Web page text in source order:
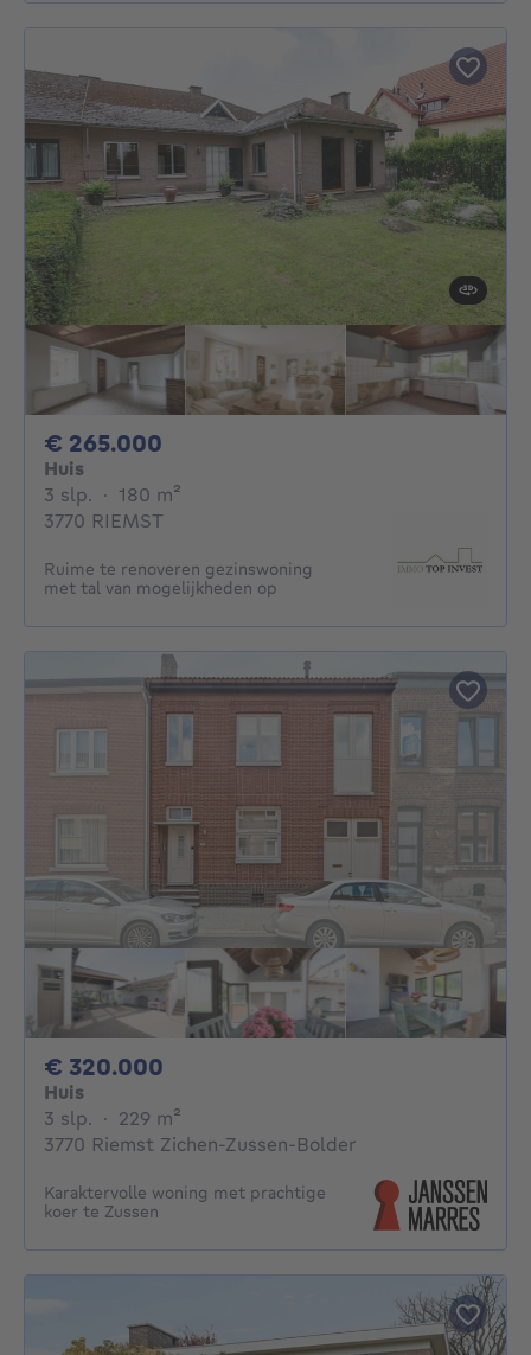
€ 265.000
Huis
3 slp. 3 slaapkamers
· 180 m²
3770 RIEMST
Ruime te renoveren gezinswoning
met tal van mogelijkheden op
€ 320.000
Huis
3 slp. 3 slaapkamers
· 229 m²
3770 Riemst Zichen-Zussen-Bolder
Karaktervolle woning met prachtige
koer te Zussen